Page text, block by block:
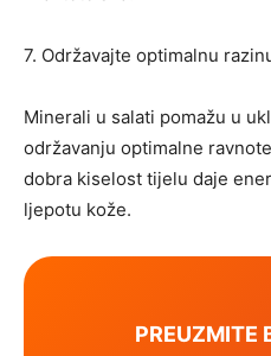
7. Održavajte optimalnu
Minerali u salati pomažu u
održavanju optimalne
dobra kiselost tijelu daje
ljepotu kože.
PREUZMITE